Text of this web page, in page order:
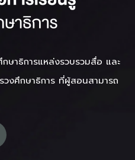
ษาธิการแหล่งรวบรวมสื่อ และ
วงศึกษาธิการ ที่ผู้สอนสามารถ